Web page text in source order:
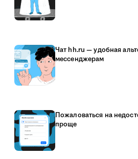
Чат hh.ru — удобная
мессенджерам
Пожаловаться на
проще